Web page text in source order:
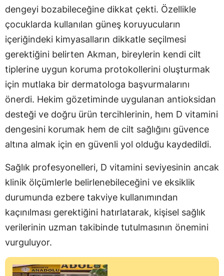
dengeyi bozabileceğine dikkat çekti. Özellikle
çocuklarda kullanılan güneş koruyucuların
içeriğindeki kimyasalların dikkatle seçilmesi
gerektiğini belirten Akman, bireylerin kendi cilt
tiplerine uygun koruma protokollerini oluşturmak
için mutlaka bir dermatologa başvurmalarını
önerdi. Hekim gözetiminde uygulanan antioksidan
desteği ve doğru ürün tercihlerinin, hem D vitamini
dengesini korumak hem de cilt sağlığını güvence
altına almak için en güvenli yol olduğu kaydedildi.
Sağlık profesyonelleri, D vitamini seviyesinin ancak
klinik ölçümlerle belirlenebileceğini ve eksiklik
durumunda ezbere takviye kullanımından
kaçınılması gerektiğini hatırlatarak, kişisel sağlık
verilerinin uzman takibinde tutulmasının önemini
vurguluyor.